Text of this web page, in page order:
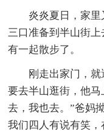
炎炎夏日，家
三口准备到半山街
有一起散步了。
刚走出家门，
要去半山逛街，他
去，我也去。”爸妈
我们四人有说有笑